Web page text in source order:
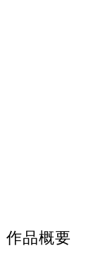
品概要